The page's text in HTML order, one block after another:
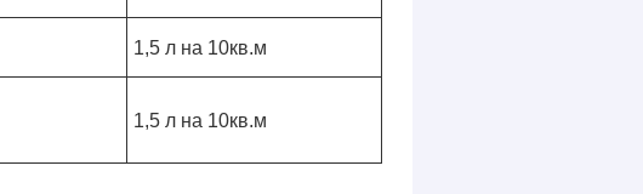
1,5 л на 10кв.м
1,5 л на 10кв.м